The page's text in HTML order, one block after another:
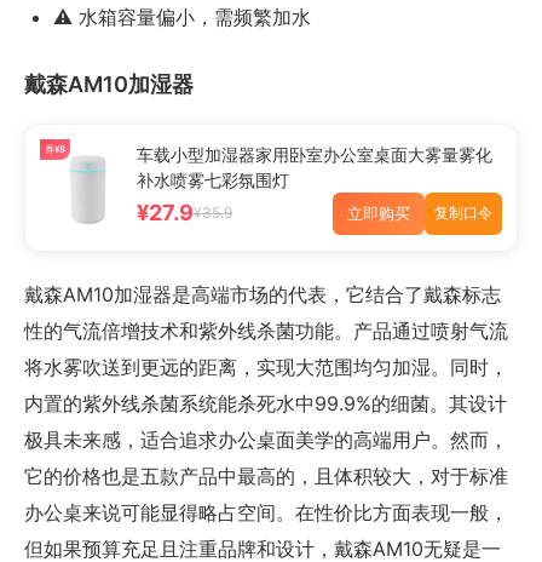
⚠️ 水箱容量偏小，需频繁加水
戴森AM10加湿器
券¥8
车载小型加湿器家用卧室办公室桌面大雾量雾化
补水喷雾七彩氛围灯
¥27.9¥35.9 立即购买 复制口令
戴森AM10加湿器是高端市场的代表，它结合了戴森标志
性的气流倍增技术和紫外线杀菌功能。产品通过喷射气流
将水雾吹送到更远的距离，实现大范围均匀加湿。同时，
内置的紫外线杀菌系统能杀死水中99.9%的细菌。其设计
极具未来感，适合追求办公桌面美学的高端用户。然而，
它的价格也是五款产品中最高的，且体积较大，对于标准
办公桌来说可能显得略占空间。在性价比方面表现一般，
但如果预算充足且注重品牌和设计，戴森AM10无疑是一